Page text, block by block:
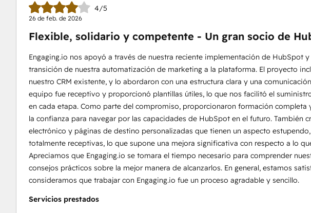
4/5
26 de feb. de 2026
Flexible, solidario y competente - Un gran socio de
Engaging.io nos apoyó a través de nuestra reciente implementación de HubSpot
transición de nuestra automatización de marketing a la plataforma. El proyecto
nuestro CRM existente, y lo abordaron con una estructura clara y una
equipo fue receptivo y proporcionó plantillas útiles, lo que nos facilitó el
en cada etapa. Como parte del compromiso, proporcionaron formación completa
la confianza para navegar por las capacidades de HubSpot en el futuro. También
electrónico y páginas de destino personalizadas que tienen un aspecto
totalmente receptivas, lo que supone una mejora significativa con respecto a lo
Apreciamos que Engaging.io se tomara el tiempo necesario para comprender
consejos prácticos sobre la mejor manera de alcanzarlos. En general, estamos
consideramos que trabajar con Engaging.io fue un proceso agradable y sencillo.
Servicios prestados